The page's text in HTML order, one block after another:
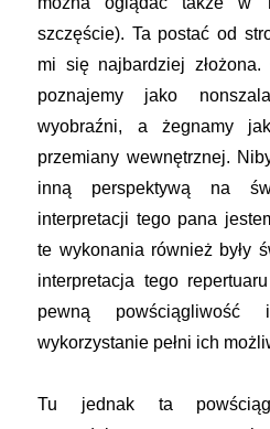
szczęście). Ta postać od
mi się najbardziej złożona.
poznajemy jako
wyobraźni, a żegnamy
przemiany wewnętrznej.
inną perspektywą na
interpretacji tego pana
te wykonania również były
interpretacja tego
pewną
wykorzystanie pełni ich
Tu jednak ta